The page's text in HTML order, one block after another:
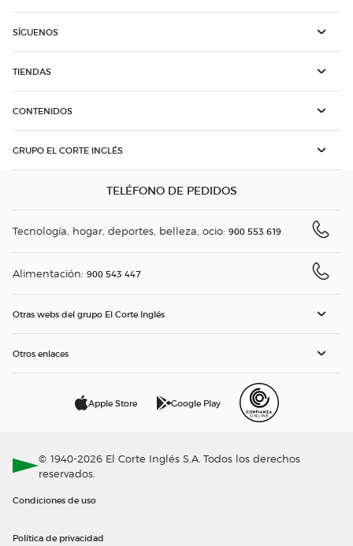
SÍGUENOS
TIENDAS
CONTENIDOS
GRUPO EL CORTE INGLÉS
TELÉFONO DE PEDIDOS
Tecnología, hogar, deportes, belleza, ocio: 900 553 619
Alimentación: 900 543 447
Otras webs del grupo El Corte Inglés
Otros enlaces
Apple Store Google Play
© 1940-2026 El Corte Inglés S.A. Todos los derechos
reservados.
Condiciones de uso
Política de privacidad